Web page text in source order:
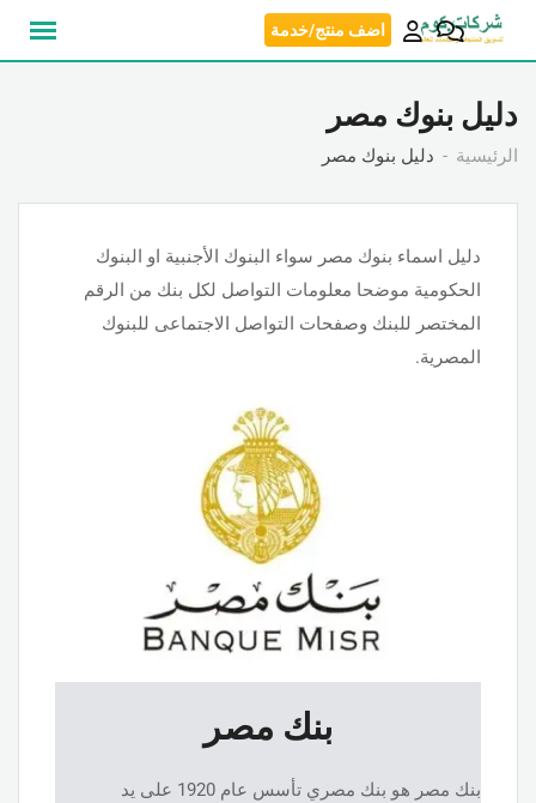
انتقل
اضف منتج/خدمة
دليل بنوك مصر
الرئيسية دليل بنوك مصر
دليل اسماء بنوك مصر سواء البنوك الأجنبية او البنوك
الحكومية موضحا معلومات التواصل لكل بنك من الرقم
المختصر للبنك وصفحات التواصل الاجتماعى للبنوك
المصرية.
بنك مصر
بنك مصر هو بنك مصري تأسس عام 1920 على يد